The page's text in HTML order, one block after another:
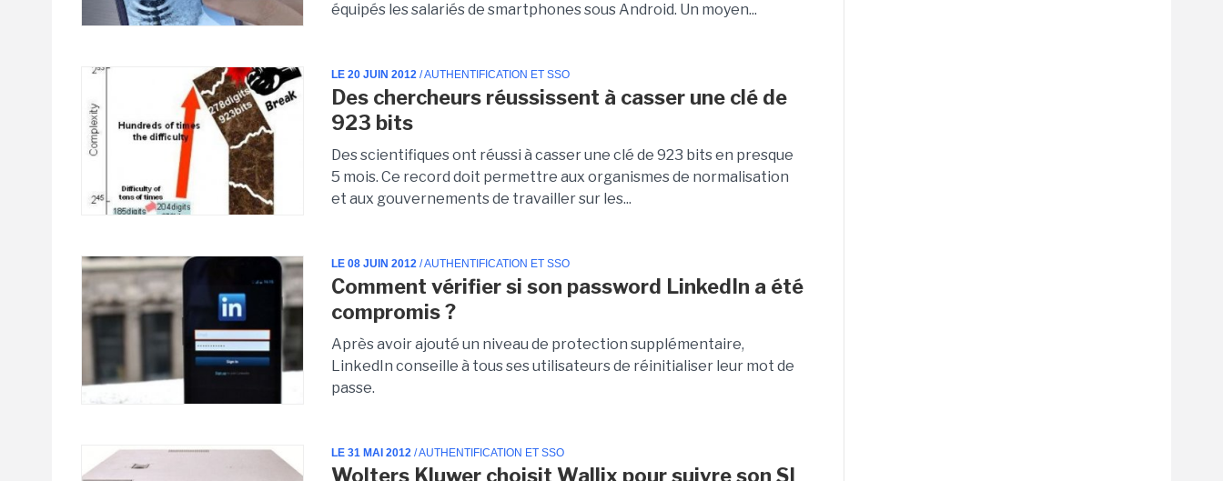
équipés les salariés de smartphones sous Android. Un moyen...
LE 20 JUIN 2012 / AUTHENTIFICATION ET SSO
Des chercheurs réussissent à casser une clé de
923 bits
Des scientifiques ont réussi à casser une clé de 923 bits en presque
5 mois. Ce record doit permettre aux organismes de normalisation
et aux gouvernements de travailler sur les...
LE 08 JUIN 2012 / AUTHENTIFICATION ET SSO
Comment vérifier si son password LinkedIn a été
compromis ?
Après avoir ajouté un niveau de protection supplémentaire,
LinkedIn conseille à tous ses utilisateurs de réinitialiser leur mot de
passe.
LE 31 MAI 2012 / AUTHENTIFICATION ET SSO
Wolters Kluwer choisit Wallix pour suivre son SI